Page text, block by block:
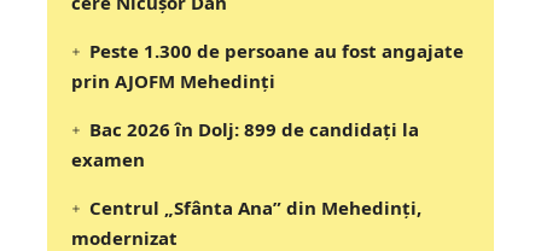
Peste 1.300 de persoane au fost angajate
prin AJOFM Mehedinți
Bac 2026 în Dolj: 899 de candidați la
examen
Centrul „Sfânta Ana” din Mehedinți,
modernizat